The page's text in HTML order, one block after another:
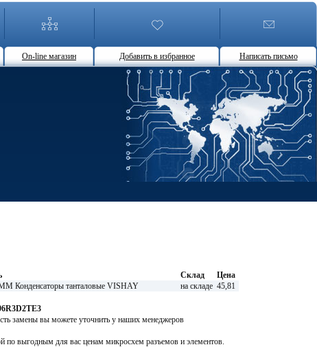
On-line магазин Добавить в избранное Написать письмо
Склад
Цена
Конденсаторы танталовые VISHAY на складе 45,81
замены вы можете уточнить у наших менеджеров
по выгодным для вас ценам микросхем разъемов и элементов.